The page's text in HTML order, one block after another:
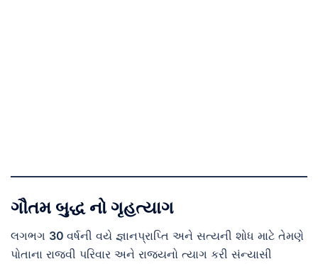
ગૌતમ બુદ્ધ નો ગૃહત્યાગ
લગભગ 30 વર્ષની વયે જ્ઞાનપ્રાપ્તિ અને સત્યની શોધ માટે તેમણે
પોતાના રાજવી પરિવાર અને રાજ્યનો ત્યાગ કરી સંન્યાસી